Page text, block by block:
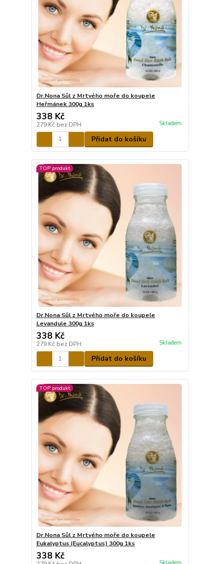
Dr.Nona Sůl z Mrtvého moře do koupele
Heřmánek 300g 1ks
338 Kč
279 Kč bez DPH Skladem
Přidat do košíku
TOP produkt
Dr.Nona Sůl z Mrtvého moře do koupele
Levandule 300g 1ks
338 Kč
279 Kč bez DPH Skladem
Přidat do košíku
TOP produkt
Dr.Nona Sůl z Mrtvého moře do koupele
Eukalyptus (Eucalyptus) 300g 1ks
338 Kč